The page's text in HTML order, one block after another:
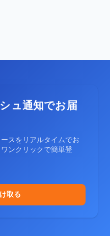
ュ通知でお届
スをリアルタイムでお
ンクリックで簡単登
取る